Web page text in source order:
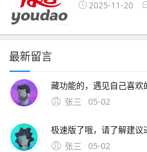
2025-11-20
最新留言
张三
05-02
张三
05-02